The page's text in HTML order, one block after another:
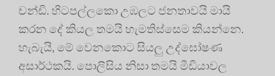
චන්ඩි. හිටපල්ලකො උඹලට ජනතාවයි මායි
කරන දේ කියල තමයි හැමතිස්සෙම කියන්නෙ.
හැබැයි, මේ වෙනකොට සියලු උද්ඝෝෂණ
අසාර්ථකයි. පොලිසිය නිසා තමයි මීඩියාවල